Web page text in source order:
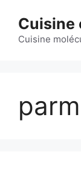
contenu
Cuisine
Cuisine